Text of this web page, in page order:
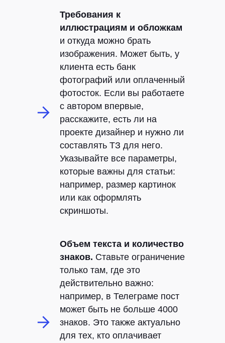
Требования к
иллюстрациям и обложкам
и откуда можно брать
изображения. Может быть, у
клиента есть банк
фотографий или оплаченный
фотосток. Если вы работаете
с автором впервые,
расскажите, есть ли на
проекте дизайнер и нужно ли
составлять ТЗ для него.
Указывайте все параметры,
которые важны для статьи:
например, размер картинок
или как оформлять
скриншоты.
Объем текста и количество
знаков. Ставьте ограничение
только там, где это
действительно важно:
например, в Телеграме пост
может быть не больше 4000
знаков. Это также актуально
для тех, кто оплачивает